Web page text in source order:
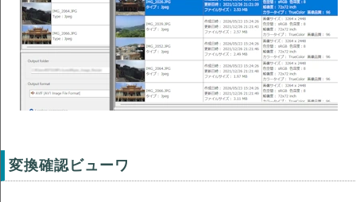
変換確認ビューワ